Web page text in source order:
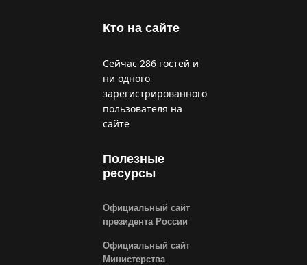
Кто на сайте
Сейчас 286 гостей и
ни одного
зарегистрированного
пользователя на
сайте
Полезные
ресурсы
Официальный сайт
президента России
Официальный сайт
Министерства